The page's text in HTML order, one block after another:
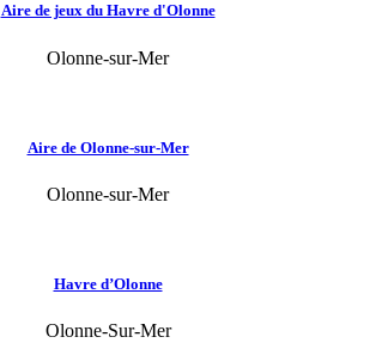
Aire de jeux du Havre d'Olonne
Olonne-sur-Mer
Aire de Olonne-sur-Mer
Olonne-sur-Mer
Havre d’Olonne
Olonne-Sur-Mer